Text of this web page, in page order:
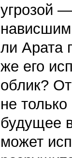
угрозой
ли Арата
же его
облик?
не
будущее
может